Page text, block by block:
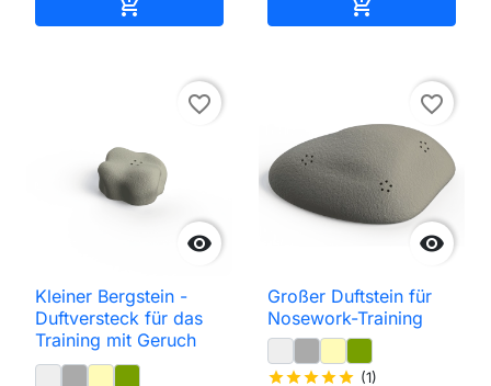
 

favorite_border
Kleiner Bergstein -
Duftversteck für das
Training mit Geruch

favorite_border
Großer Duftstein für
Nosework-Training
starstarstarstarstar (1)